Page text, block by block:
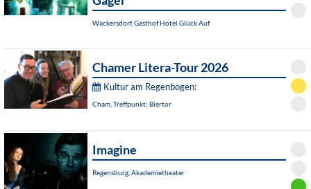
Wackersdorf, Gasthof Hotel Glück Auf
Chamer Litera-Tour 2026
Kultur am Regenbogen:
Cham, Treffpunkt: Biertor
Imagine
Regensburg, Akademietheater